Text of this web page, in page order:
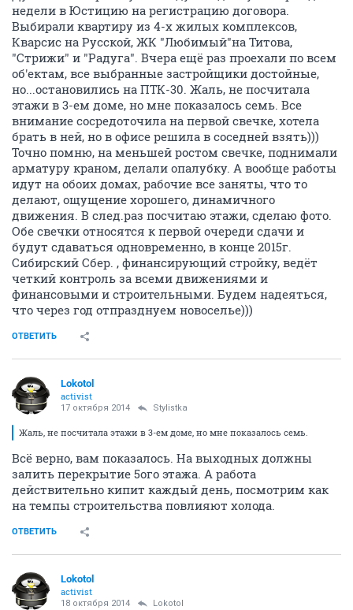
недели в Юстицию на регистрацию договора.
Выбирали квартиру из 4-х жилых комплексов,
Кварсис на Русской, ЖК "Любимый"на Титова,
"Стрижи" и "Радуга". Вчера ещё раз проехали по всем
об'ектам, все выбранные застройщики достойные,
но...остановились на ПТК-30. Жаль, не посчитала
этажи в 3-ем доме, но мне показалось семь. Все
внимание сосредоточила на первой свечке, хотела
брать в ней, но в офисе решила в соседней взять)))
Точно помню, на меньшей ростом свечке, поднимали
арматуру краном, делали опалубку. А вообще работы
идут на обоих домах, рабочие все заняты, что то
делают, ощущение хорошего, динамичного
движения. В след.раз посчитаю этажи, сделаю фото.
Обе свечки относятся к первой очереди сдачи и
будут сдаваться одновременно, в конце 2015г.
Сибирский Сбер. , финансирующий стройку, ведёт
четкий контроль за всеми движениями и
финансовыми и строительными. Будем надеяться,
что через год отпразднуем новоселье)))
ОТВЕТИТЬ
Lokotol
activist
17 октября 2014 Stylistka
Жаль, не посчитала этажи в 3-ем доме, но мне показалось семь.
Всё верно, вам показалось. На выходных должны
залить перекрытие 5ого этажа. А работа
действительно кипит каждый день, посмотрим как
на темпы строительства повлияют холода.
ОТВЕТИТЬ
Lokotol
activist
18 октября 2014 Lokotol